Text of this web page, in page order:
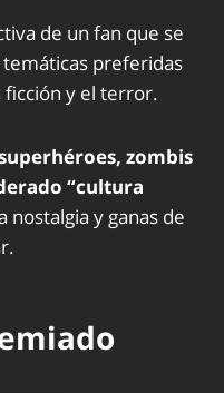
de un fan que se
preferidas
ficción y el terror.
zombis
“cultura
nostalgia y ganas de